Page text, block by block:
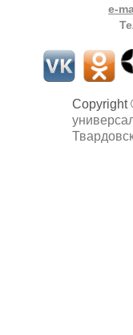
e-
Copyright